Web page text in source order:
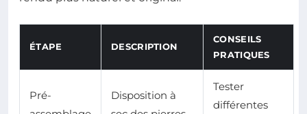
ÉTAPE DESCRIPTION
CONSEILS
PRATIQUES
Pré-
Disposition à
Tester
différentes